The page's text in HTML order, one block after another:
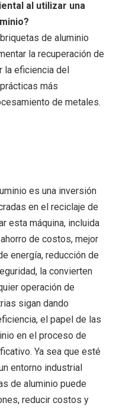
al utilizar una
de aluminio
la recuperación de
la eficiencia del
más
de metales.
es una inversión
en el reciclaje de
esta máquina, incluida
de costos, mejor
energía, reducción de
la convierten
operación de
sigan dando
el papel de las
en el proceso de
Ya sea que esté
entorno industrial
de aluminio puede
reducir costos y